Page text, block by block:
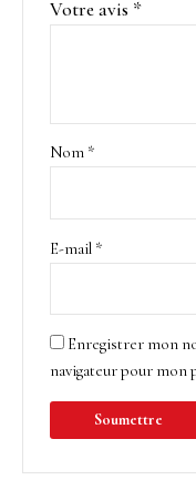
Votre avis *
Nom *
E-mail *
Enregistrer mon
navigateur pour mon